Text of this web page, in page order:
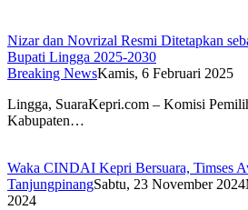
Nizar dan Novrizal Resmi Ditetapkan
Bupati Lingga 2025-2030
Breaking NewsKamis, 6 Februari 2025
Lingga, SuaraKepri.com – Komisi
Kabupaten…
Waka CINDAI Kepri Bersuara, Timses
TanjungpinangSabtu, 23 November 2024
2024